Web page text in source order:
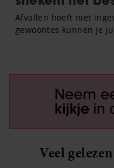
Veel gelezen